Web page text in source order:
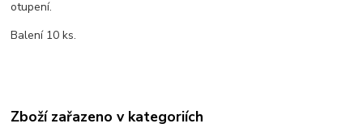
otupení.
Balení 10 ks.
Zboží zařazeno v kategoriích